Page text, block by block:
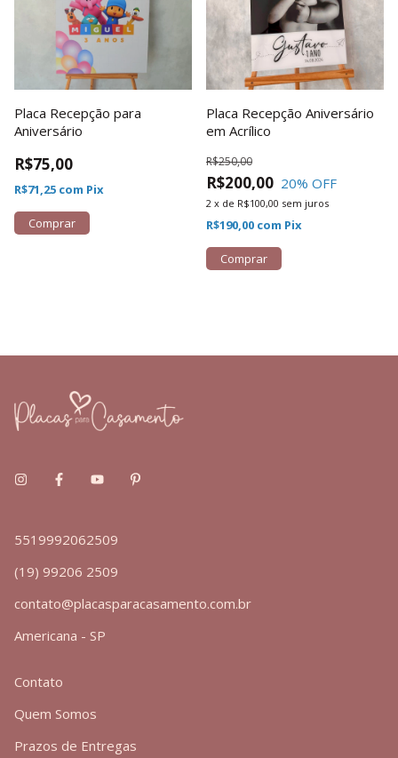
Placa Recepção para
Aniversário
R$75,00
R$71,25 com Pix
Comprar
Placa Recepção Aniversário
em Acrílico
R$200,00
R$250,00
20% OFF
2 x de R$100,00 sem juros
R$190,00 com Pix
Comprar
5519992062509
(19) 99206 2509
contato@placasparacasamento.com.br
Americana - SP
Contato
Quem Somos
Prazos de Entregas